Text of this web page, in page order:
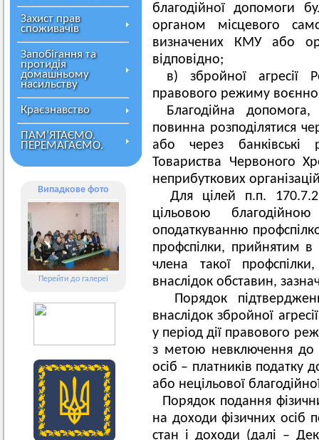
Захист прав
споживачів
Запобігання та
протидія
домашньому
насильству
Краєзнавство
ПАМ’ЯТАЄМО.
ПЕРЕМАГАЄМО.
Випадкове фото
Перейти до галереї
благодійної допомоги
органом місцевого
визначених КМУ або
відповідно;
в) збройної агресії
правового режиму
Благодійна
повинна розподілятися
або через банківські
Товариства Червоного
неприбуткових
Для цілей п.п.
цільовою
оподаткуванню
профспілки, прийнятим
члена такої
внаслідок обставин,
Порядок
внаслідок збройної
у період дії правового
з метою невключення до
осіб – платників податку
або нецільової
Порядок подання
на доходи фізичних осіб
стан і доходи (далі –